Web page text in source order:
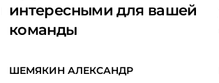
интересными для вашей
команды
ШЕМЯКИН АЛЕКСАНДР